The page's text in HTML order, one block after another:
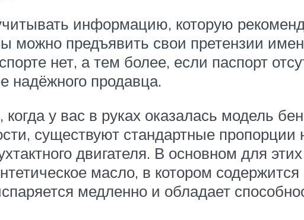
информацию, которую
можно предъявить свои претензии
нет, а тем более, если паспорт
надёжного продавца.
у вас в руках оказалась модель
существуют стандартные
двигателя. В основном для
масло, в котором
медленно и обладает